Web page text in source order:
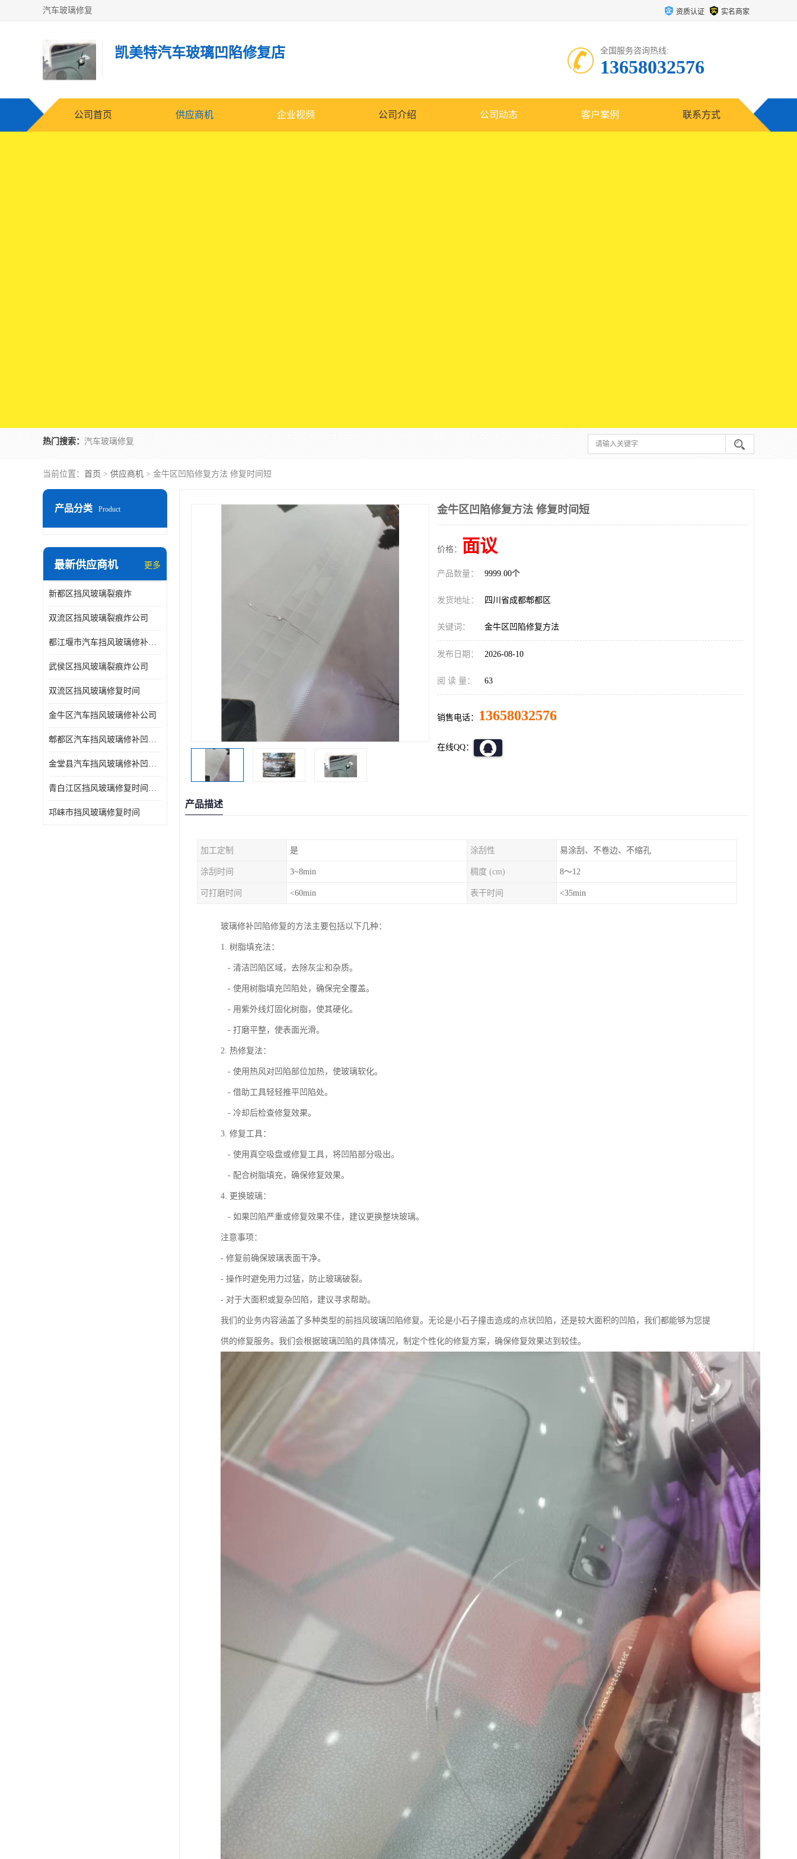
汽车玻璃修复 资质认证 实名商家
凯美特汽车玻璃凹陷修复店 全国服务咨询热线:
13658032576
公司首页 供应商机 企业视频 公司介绍 公司动态 客户案例 联系方式
热门搜索： 汽车玻璃修复
当前位置： 首页 > 供应商机 > 金牛区凹陷修复方法 修复时间短
产品分类 Product
最新供应商机 更多
新都区挡风玻璃裂痕炸
双流区挡风玻璃裂痕炸公司
都江堰市汽车挡风玻璃修补凹陷修复
武侯区挡风玻璃裂痕炸公司
双流区挡风玻璃修复时间
金牛区汽车挡风玻璃修补公司
郫都区汽车挡风玻璃修补凹陷修复公司
金堂县汽车挡风玻璃修补凹陷修复公司
青白江区挡风玻璃修复时间公司
邛崃市挡风玻璃修复时间
金牛区凹陷修复方法 修复时间短
价格： 面议
产品数量： 9999.00个
发货地址： 四川省成都郫都区
关键词： 金牛区凹陷修复方法
发布日期： 2026-08-10
阅 读 量： 63
销售电话： 13658032576
在线QQ：
产品描述
加工定制 是 涂刮性 易涂刮、不卷边、不缩孔
涂刮时间 3~8min 稠度 (cm) 8～12
可打磨时间 <60min 表干时间 <35min
玻璃修补凹陷修复的方法主要包括以下几种：
1. 树脂填充法：
- 清洁凹陷区域，去除灰尘和杂质。
- 使用树脂填充凹陷处，确保完全覆盖。
- 用紫外线灯固化树脂，使其硬化。
- 打磨平整，使表面光滑。
2. 热修复法：
- 使用热风对凹陷部位加热，使玻璃软化。
- 借助工具轻轻推平凹陷处。
- 冷却后检查修复效果。
3. 修复工具：
- 使用真空吸盘或修复工具，将凹陷部分吸出。
- 配合树脂填充，确保修复效果。
4. 更换玻璃：
- 如果凹陷严重或修复效果不佳，建议更换整块玻璃。
注意事项：
- 修复前确保玻璃表面干净。
- 操作时避免用力过猛，防止玻璃破裂。
- 对于大面积或复杂凹陷，建议寻求帮助。
我们的业务内容涵盖了多种类型的前挡风玻璃凹陷修复。无论是小石子撞击造成的点状凹陷，还是较大面积的凹陷，我们都能够为您提
供的修复服务。我们会根据玻璃凹陷的具体情况，制定个性化的修复方案，确保修复效果达到较佳。